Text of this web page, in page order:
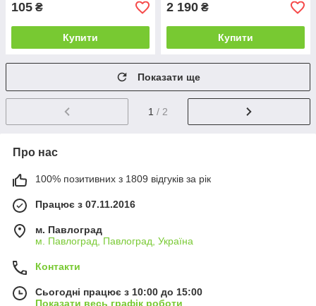
105 ₴
Купити
2 190 ₴
Купити
Показати ще
1 / 2
Про нас
100% позитивних з 1809 відгуків за рік
Працює з 07.11.2016
м. Павлоград
м. Павлоград, Павлоград, Україна
Контакти
Сьогодні працює з 10:00 до 15:00
Показати весь графік роботи